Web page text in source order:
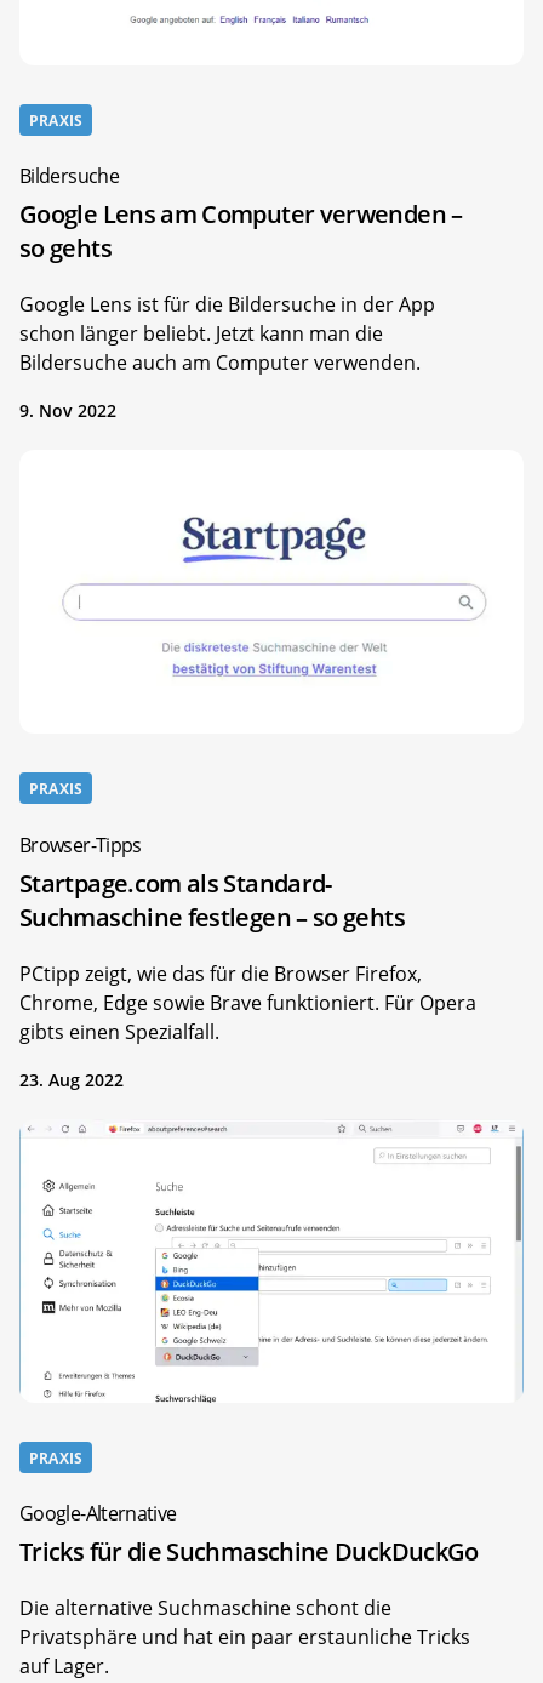
PRAXIS
Bildersuche
Google Lens am Computer verwenden –
so gehts
Google Lens ist für die Bildersuche in der App
schon länger beliebt. Jetzt kann man die
Bildersuche auch am Computer verwenden.
9. Nov 2022
PRAXIS
Browser-Tipps
Startpage.com als Standard-
Suchmaschine festlegen – so gehts
PCtipp zeigt, wie das für die Browser Firefox,
Chrome, Edge sowie Brave funktioniert. Für Opera
gibts einen Spezialfall.
23. Aug 2022
PRAXIS
Google-Alternative
Tricks für die Suchmaschine DuckDuckGo
Die alternative Suchmaschine schont die
Privatsphäre und hat ein paar erstaunliche Tricks
auf Lager.